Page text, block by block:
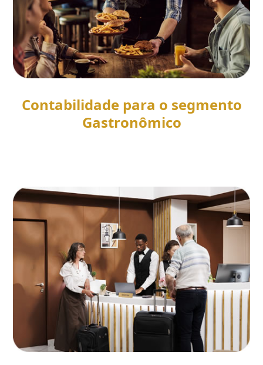
Contabilidade para o segmento
Gastronômico